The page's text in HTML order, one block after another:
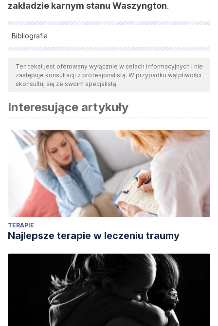
zakładzie karnym stanu Waszyngton.
Bibliografia
Wszystkie cytowane źródła zostały gruntownie
przeanalizowane przez nasz zespół w celu zapewnienia ich
jakości, wiarygodności, aktualności i ważności. Bibliografia
względem naukowym lub akademickim.
Gary Ridgway: The Green River Killer | Real Crime. (2020, 24
marzo). [Vídeo]. YouTube.
Crystal Bonvillian, Cox Media Group National Content Desk.
(2021, 26 enero).DNA cold case: Missing 14-year-old girl
identified as victim of notorious Green River Killer
Ten tekst jest oferowany wyłącznie w celach informacyjnych i nie
zastępuje konsultacji z profesjonalistą. W przypadku wątpliwości
skonsultuj się ze swoim specjalistą.
Interesujące artykuły
TERAPIE
Najlepsze terapie w leczeniu traumy